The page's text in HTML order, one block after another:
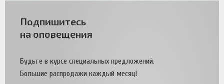
Подпишитесь
на оповещения
Будьте в курсе специальных предложений.
Большие распродажи каждый месяц!